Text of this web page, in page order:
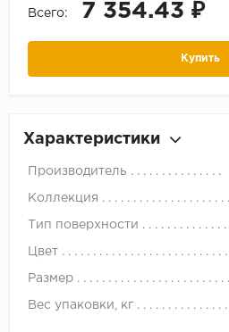
Всего: 7 354.43 ₽
Купить
Характеристики
Производитель
Коллекция
Тип поверхности
Цвет
Размер
Вес упаковки, кг